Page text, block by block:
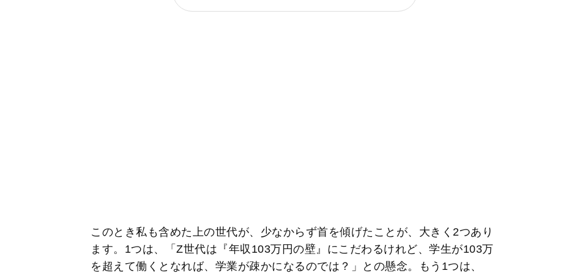
このとき私も含めた上の世代が、少なからず首を傾げたことが、大きく2つあり
ます。1つは、「Z世代は『年収103万円の壁』にこだわるけれど、学生が103万
を超えて働くとなれば、学業が疎かになるのでは？」との懸念。もう1つは、